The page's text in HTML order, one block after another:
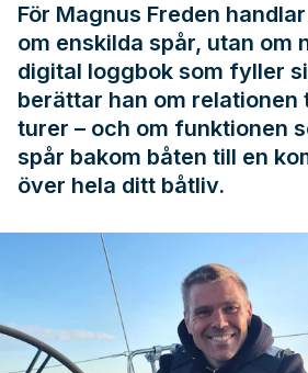
För Magnus Freden
om enskilda spår, utan om
digital loggbok som fyller
berättar han om relationen
turer – och om funktionen
spår bakom båten till en
över hela ditt båtliv.